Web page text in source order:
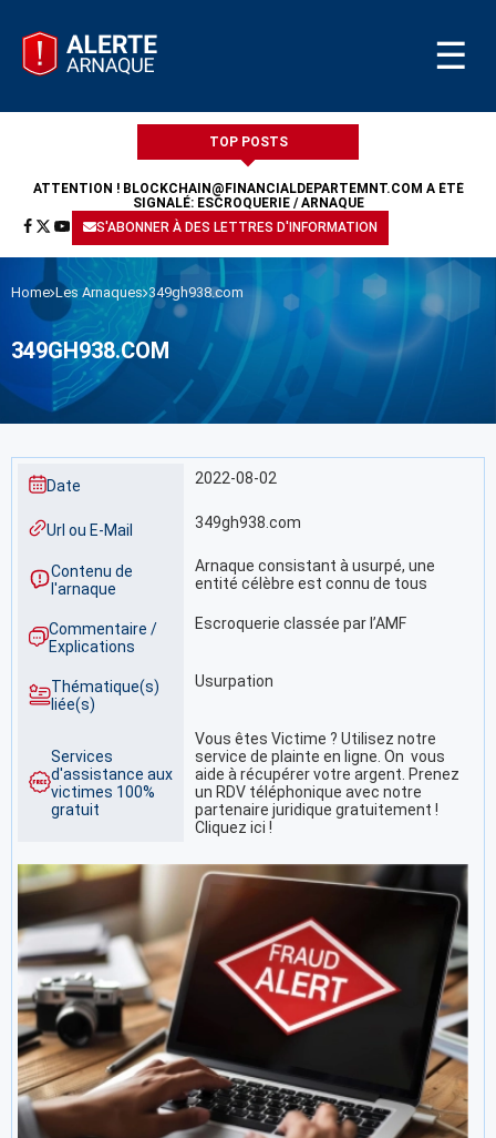
☰
TOP POSTS
ATTENTION ! BLOCKCHAIN@FINANCIALDEPARTEMNT.COM A ÉTÉ
SIGNALÉ: ESCROQUERIE / ARNAQUE
S'ABONNER À DES LETTRES D'INFORMATION
Home Les Arnaques 349gh938.com
349GH938.COM
Date 2022-08-02
Url ou E-Mail 349gh938.com
Contenu de
l'arnaque
Arnaque consistant à usurpé, une
entité célèbre est connu de tous
Commentaire /
Explications
Escroquerie classée par l’AMF
Thématique(s)
liée(s)
Usurpation
Services
d'assistance aux
victimes 100%
gratuit
Vous êtes Victime ? Utilisez notre
service de plainte en ligne. On vous
aide à récupérer votre argent. Prenez
un RDV téléphonique avec notre
partenaire juridique gratuitement !
Cliquez ici !